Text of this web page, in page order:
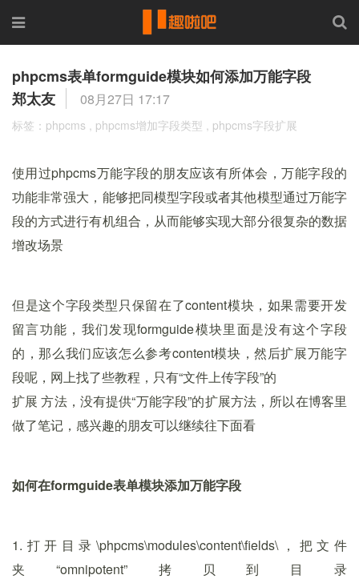
phpcms表单formguide模块如何添加万能字段
郑太友
08月27日 17:17
标签： phpcms , phpcms增加字段类型 , phpcms字段扩展
使用过phpcms万能字段的朋友应该有所体会，万能字段的
功能非常强大，能够把同模型字段或者其他模型通过万能字
段的方式进行有机组合，从而能够实现大部分很复杂的数据
增改场景
但是这个字段类型只保留在了content模块，如果需要开发
留言功能，我们发现formguide模块里面是没有这个字段
的，那么我们应该怎么参考content模块，然后扩展万能字
段呢，网上找了些教程，只有“文件上传字段”的
扩展 方法，没有提供“万能字段”的扩展方法，所以在博客里
做了笔记，感兴趣的朋友可以继续往下面看
如何在formguide表单模块添加万能字段
1.打开目录\phpcms\modules\content\fields\，把文件
夹“omnipotent”拷贝到目录